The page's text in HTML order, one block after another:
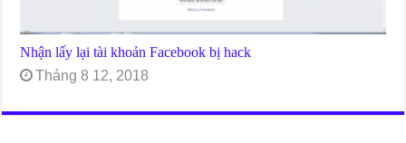
Nhận lấy lại tài khoản Facebook bị hack
Tháng 8 12, 2018